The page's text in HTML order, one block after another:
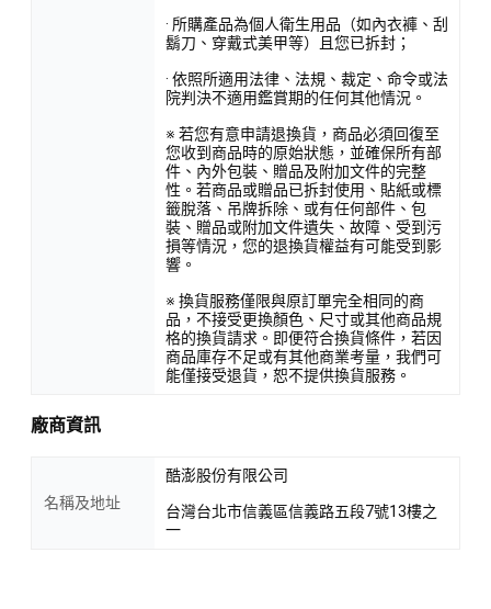
· 所購產品為個人衛生用品（如內衣褲、刮
鬍刀、穿戴式美甲等）且您已拆封；
· 依照所適用法律、法規、裁定、命令或法
院判決不適用鑑賞期的任何其他情況。
※ 若您有意申請退換貨，商品必須回復至
您收到商品時的原始狀態，並確保所有部
件、內外包裝、贈品及附加文件的完整
性。若商品或贈品已拆封使用、貼紙或標
籤脫落、吊牌拆除、或有任何部件、包
裝、贈品或附加文件遺失、故障、受到污
損等情況，您的退換貨權益有可能受到影
響。
※ 換貨服務僅限與原訂單完全相同的商
品，不接受更換顏色、尺寸或其他商品規
格的換貨請求。即便符合換貨條件，若因
商品庫存不足或有其他商業考量，我們可
能僅接受退貨，恕不提供換貨服務。
廠商資訊
名稱及地址
酷澎股份有限公司
台灣台北市信義區信義路五段7號13樓之
一